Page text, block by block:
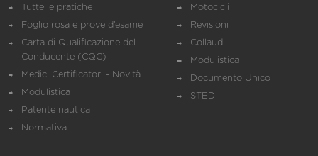
Tutte le pratiche
Foglio rosa e prove d’esame
Carta di Qualificazione del
Conducente (CQC)
Medici Certificatori - Novità
Modulistica
Patente nautica
Normativa
Motocicli
Revisioni
Collaudi
Modulistica
Documento Unico
STED